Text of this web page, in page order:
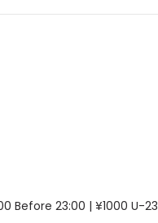
Before 23:00 | ¥1000 U-23